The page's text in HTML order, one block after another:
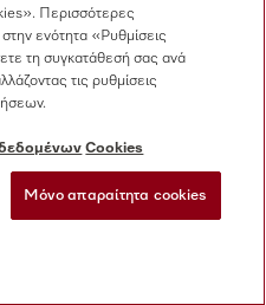
Περισσότερες
ενότητα «Ρυθμίσεις
τη συγκατάθεσή σας ανά
τις ρυθμίσεις
Cookies
Μόνο απαραίτητα cookies